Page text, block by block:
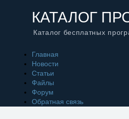
КАТАЛОГ
Каталог бесплатных
Главная
Новости
Статьи
Файлы
Форум
Обратная связь